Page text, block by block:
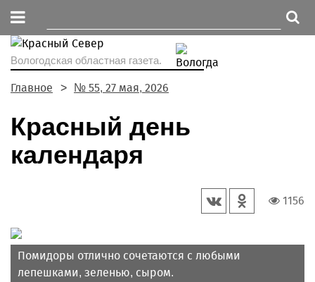
Вологодская областная газета.
Главное № 55, 27 мая, 2026
Красный день
календаря
1156
Помидоры отлично сочетаются с любыми
лепешками, зеленью, сыром.